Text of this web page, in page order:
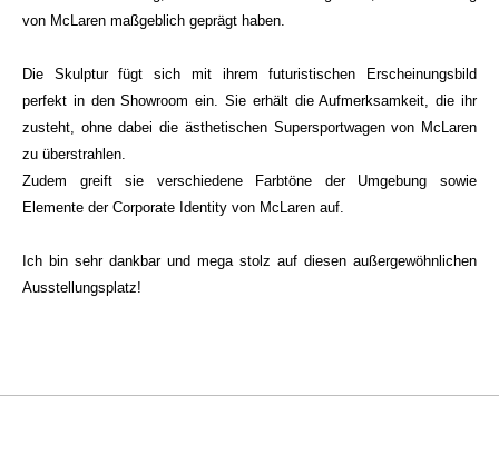
von McLaren maßgeblich geprägt haben.
Die Skulptur fügt sich mit ihrem futuristischen Erscheinungsbild
perfekt in den Showroom ein. Sie erhält die Aufmerksamkeit, die ihr
zusteht, ohne dabei die ästhetischen Supersportwagen von McLaren
zu überstrahlen.
Zudem greift sie verschiedene Farbtöne der Umgebung sowie
Elemente der Corporate Identity von McLaren auf.
Ich bin sehr dankbar und mega stolz auf diesen außergewöhnlichen
Ausstellungsplatz!